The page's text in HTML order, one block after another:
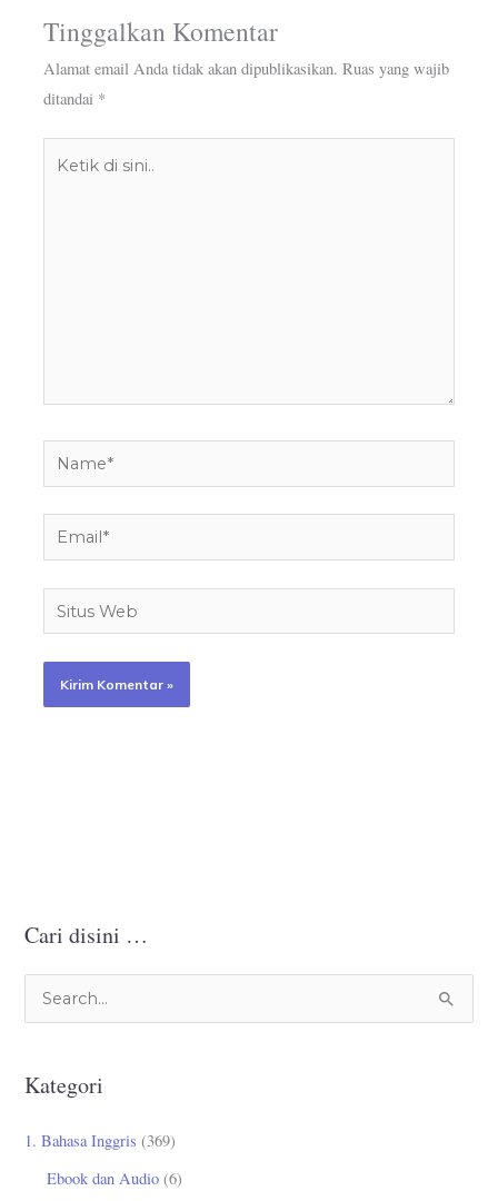
Tinggalkan Komentar
Alamat email Anda tidak akan dipublikasikan. Ruas yang wajib
ditandai *
Name*
Email*
Situs
Web
Cari disini …
i
u
Kategori
1. Bahasa Inggris (369)
Ebook dan Audio (6)